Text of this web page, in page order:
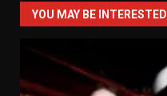
YOU MAY BE INTERESTED